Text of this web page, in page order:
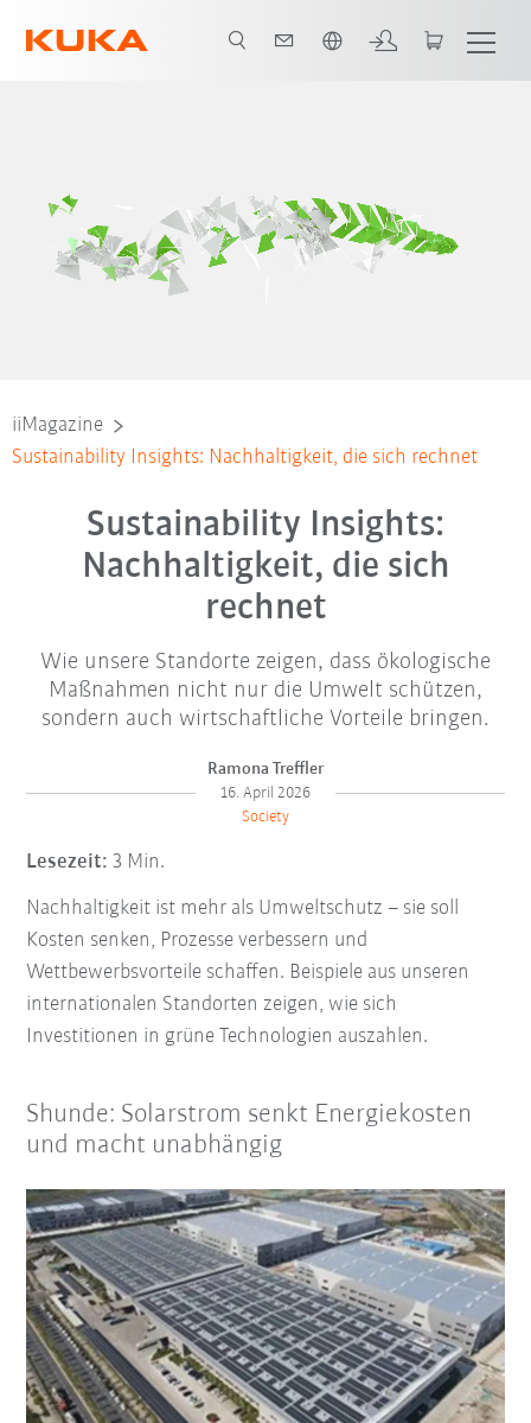
iiMagazine
Sustainability Insights: Nachhaltigkeit, die sich rechnet
Sustainability Insights:
Nachhaltigkeit, die sich
rechnet
Wie unsere Standorte zeigen, dass ökologische
Maßnahmen nicht nur die Umwelt schützen,
sondern auch wirtschaftliche Vorteile bringen.
Ramona Treffler
16. April 2026
Society
Lesezeit: 3 Min.
Nachhaltigkeit ist mehr als Umweltschutz – sie soll
Kosten senken, Prozesse verbessern und
Wettbewerbsvorteile schaffen. Beispiele aus unseren
internationalen Standorten zeigen, wie sich
Investitionen in grüne Technologien auszahlen.
Shunde: Solarstrom senkt Energiekosten
und macht unabhängig